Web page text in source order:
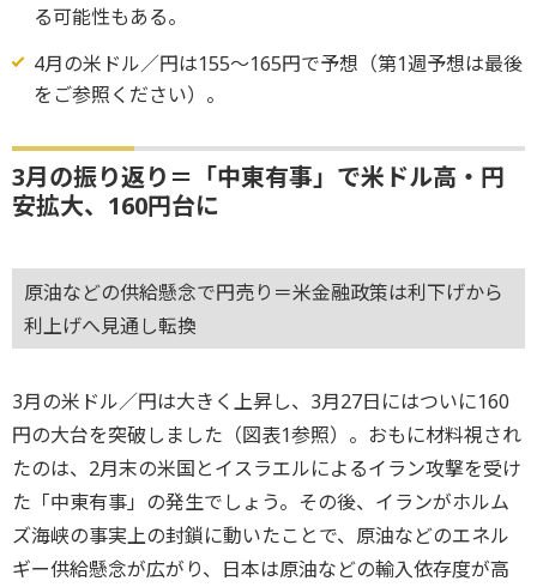
る可能性もある。
4月の米ドル／円は155～165円で予想（第1週予想は最後
をご参照ください）。
3月の振り返り＝「中東有事」で米ドル高・円
安拡大、160円台に
原油などの供給懸念で円売り＝米金融政策は利下げから
利上げへ見通し転換
3月の米ドル／円は大きく上昇し、3月27日にはついに160
円の大台を突破しました（図表1参照）。おもに材料視され
たのは、2月末の米国とイスラエルによるイラン攻撃を受け
た「中東有事」の発生でしょう。その後、イランがホルム
ズ海峡の事実上の封鎖に動いたことで、原油などのエネル
ギー供給懸念が広がり、日本は原油などの輸入依存度が高